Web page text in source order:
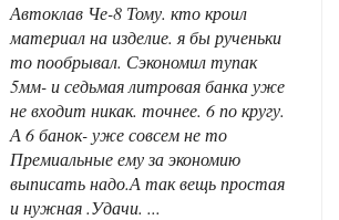
Автоклав Че-8 Тому. кто кроил
материал на изделие. я бы рученьки
то пообрывал. Сэкономил тупак
5мм- и седьмая литровая банка уже
не входит никак. точнее. 6 по кругу.
А 6 банок- уже совсем не то
Премиальные ему за экономию
выписать надо.А так вещь простая
и нужная .Удачи. ...